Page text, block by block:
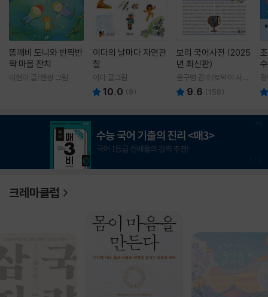
똥깨비 도니와 반짝반
짝 마을 잔치
이현아 글/핸짱 그림
이다의 날마다 자연관
찰
이다 글그림
10.0 (9)
보리 국어사전 (2025
년 최신판)
윤구병 감수/토박이 사전
편찬실 편
9.6 (158)
크레마클럽